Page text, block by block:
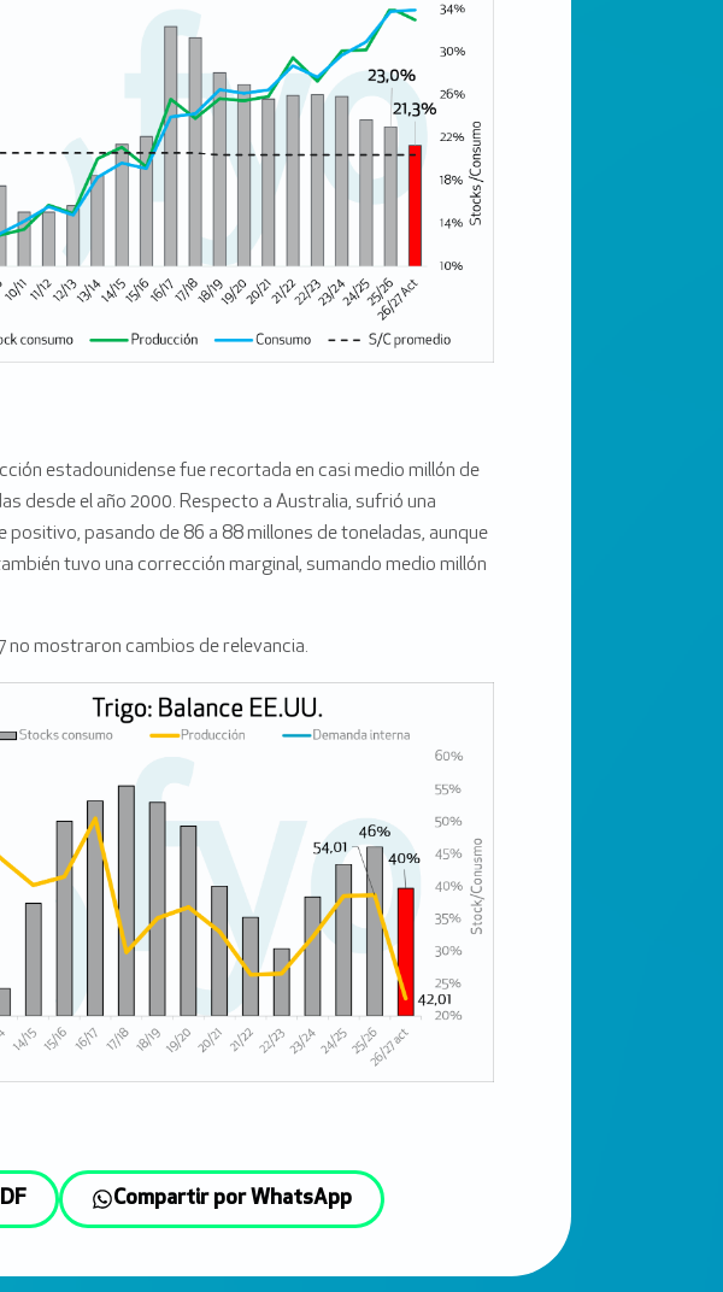
estadounidense fue recortada en casi medio millón de
desde el año 2000. Respecto a Australia, sufrió una
pasando de 86 a 88 millones de toneladas, aunque
tuvo una corrección marginal, sumando medio millón
mostraron cambios de relevancia.
Compartir por WhatsApp